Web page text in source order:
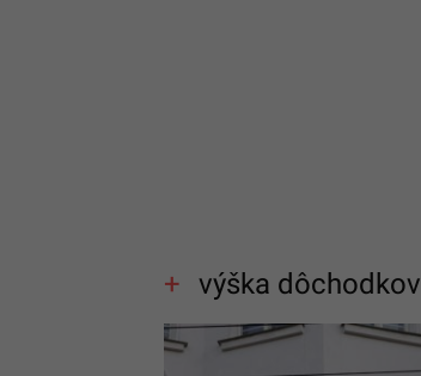
výška dôchodkov